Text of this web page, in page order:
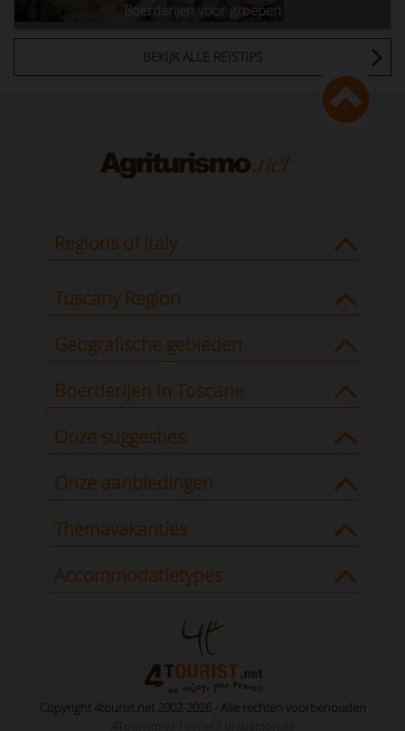
Boerderijen voor groepen
BEKIJK ALLE REISTIPS
Regions of Italy
Tuscany Region
Geografische gebieden
Boerderijen in Toscane
Onze suggesties
Onze aanbiedingen
Themavakanties
Accommodatietypes
Copyright 4tourist.net 2002-2026 - Alle rechten voorbehouden
4Tourism s.r.l società unipersonale